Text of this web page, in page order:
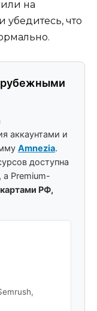
на
убедитесь, что
аккаунтами и
Amnezia.
доступна
, а Premium-
картами РФ,